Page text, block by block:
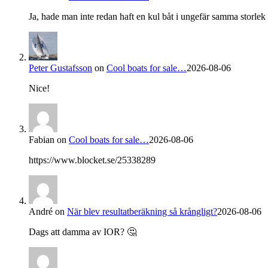
Ja, hade man inte redan haft en kul båt i ungefär samma storlek
Peter Gustafsson on Cool boats for sale…2026-08-06
Nice!
Fabian on Cool boats for sale…2026-08-06
https://www.blocket.se/25338289
André on När blev resultatberäkning så krångligt?2026-08-06
Dags att damma av IOR? 🤔